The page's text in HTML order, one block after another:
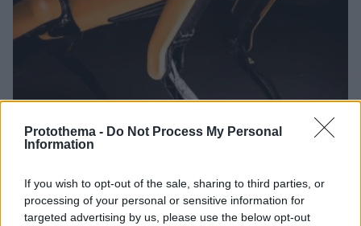
Protothema - Do Not Process My Personal
Information
If you wish to opt-out of the sale, sharing to third parties, or
processing of your personal or sensitive information for
targeted advertising by us, please use the below opt-out
Το μέλλον της τεχνολογίας
27.07.2026, 06:00